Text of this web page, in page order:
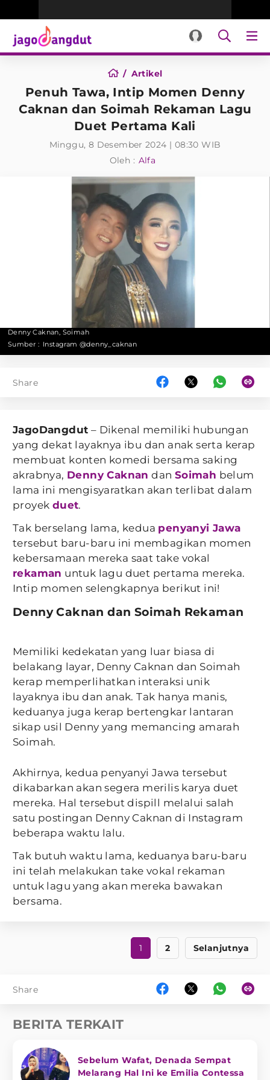
Artikel
Penuh Tawa, Intip Momen Denny
Caknan dan Soimah Rekaman Lagu
Duet Pertama Kali
Minggu, 8 Desember 2024 | 08:30 WIB
Oleh : Alfa
Denny Caknan, Soimah
Sumber : Instagram @denny_caknan
Share
JagoDangdut – Dikenal memiliki hubungan
yang dekat layaknya ibu dan anak serta kerap
membuat konten komedi bersama saking
akrabnya, Denny Caknan dan Soimah belum
lama ini mengisyaratkan akan terlibat dalam
proyek duet.
Tak berselang lama, kedua penyanyi Jawa
tersebut baru-baru ini membagikan momen
kebersamaan mereka saat take vokal
rekaman untuk lagu duet pertama mereka.
Intip momen selengkapnya berikut ini!
Denny Caknan dan Soimah Rekaman
Memiliki kedekatan yang luar biasa di
belakang layar, Denny Caknan dan Soimah
kerap memperlihatkan interaksi unik
layaknya ibu dan anak. Tak hanya manis,
keduanya juga kerap bertengkar lantaran
sikap usil Denny yang memancing amarah
Soimah.
Akhirnya, kedua penyanyi Jawa tersebut
dikabarkan akan segera merilis karya duet
mereka. Hal tersebut dispill melalui salah
satu postingan Denny Caknan di Instagram
beberapa waktu lalu.
Tak butuh waktu lama, keduanya baru-baru
ini telah melakukan take vokal rekaman
untuk lagu yang akan mereka bawakan
bersama.
1 2 Selanjutnya
Share
BERITA TERKAIT
Sebelum Wafat, Denada Sempat
Melarang Hal Ini ke Emilia Contessa